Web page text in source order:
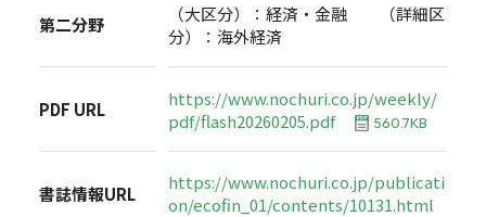
第二分野
（大区分）：経済・金融 （詳細区
分）：海外経済
PDF URL
https://www.nochuri.co.jp/weekly/
pdf/flash20260205.pdf
560.7KB
書誌情報URL
https://www.nochuri.co.jp/publicati
on/ecofin_01/contents/10131.html